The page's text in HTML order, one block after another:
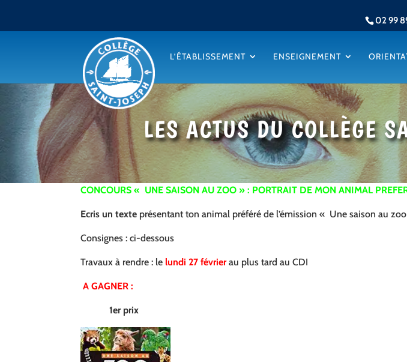
02 99
L’ÉTABLISSEMENT ENSEIGNEMENT
LES ACTUS DU COLLÈGE
CONCOURS « UNE SAISON AU ZOO » : PORTRAIT DE MON ANIMAL
Ecris un texte présentant ton animal préféré de l’émission « Une saison au
Consignes : ci-dessous
Travaux à rendre : le lundi 27 févrierau plus tard au CDI
A GAGNER :
1er prix